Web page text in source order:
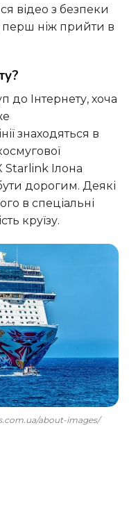
відео з безпеки
перш ніж прийти в
знаходяться в
Starlink Ілона
дорогим. Деякі
в спеціальні
круїзу.
about-images/